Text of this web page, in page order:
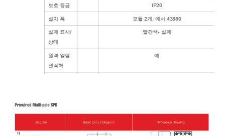
보호 등급 IP20
설치 폭 모듈 2개, 에서 43880
실패 표시/
상태
빨간색- 실패
원격 알람
연락처
예
원격 알람 연락처에 대한 추가 데이터